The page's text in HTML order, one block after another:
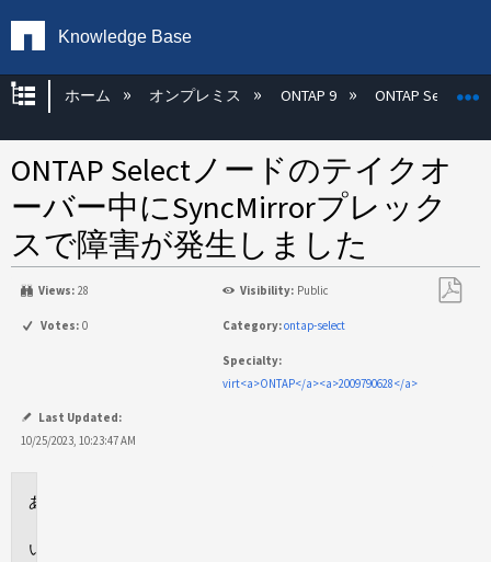
Knowledge Base
グローバル階層を展開/折りたたむ
ホーム オンプレミス ONTAP 9 ONTAP Select
ONTAP Selectノードのテイクオ
ーバー中にSyncMirrorプレック
スで障害が発生しました
Views: 28 Visibility: Public
Votes: 0 Category:ontap-select
Specialty:
virt<a>ONTAP</a><a>2009790628</a>
Last Updated:
10/25/2023, 10:23:47 AM